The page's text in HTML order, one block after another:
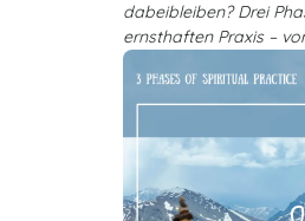
dabeibleiben? Drei
ernsthaften Praxis –